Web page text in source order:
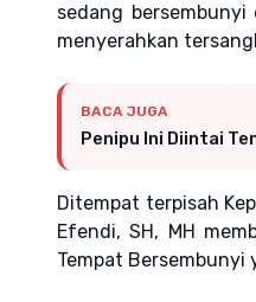
sedang
menyerahkan
BACA JUGA
Penipu Ini Diintai
Ditempat terpisah
Efendi, SH, MH
Tempat Bersembunyi